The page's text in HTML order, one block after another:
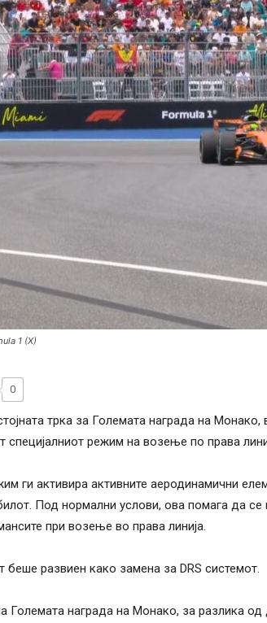
1 (X)
0
трка за Големата награда на
специјалниот режим на возење по права
ги активира активните аеродинамични
Под нормални услови, ова помага да
при возење во права линија.
беше развиен како замена за DRS системот.
Големата награда на Монако, за разлика од